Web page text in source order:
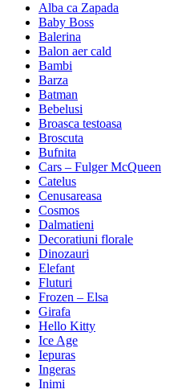
Alba ca Zapada
Baby Boss
Balerina
Balon aer cald
Bambi
Barza
Batman
Bebelusi
Broasca testoasa
Broscuta
Bufnita
Cars – Fulger McQueen
Catelus
Cenusareasa
Cosmos
Dalmatieni
Decoratiuni florale
Dinozauri
Elefant
Fluturi
Frozen – Elsa
Girafa
Hello Kitty
Ice Age
Iepuras
Ingeras
Inimi